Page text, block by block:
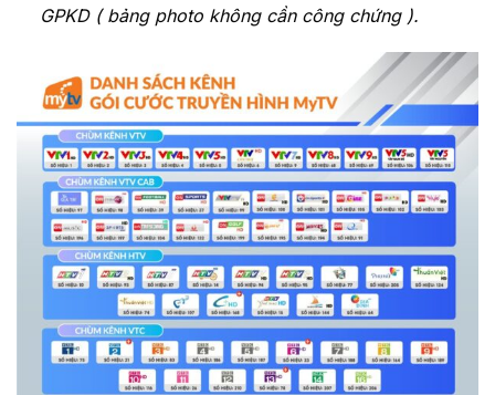
GPKD ( bảng photo không cần công chứng ).